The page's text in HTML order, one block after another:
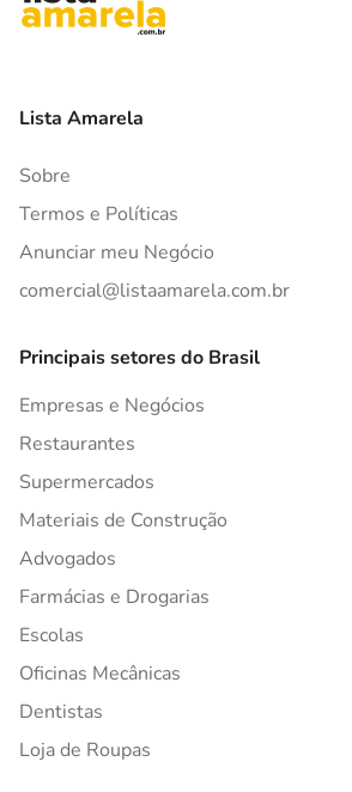
Lista Amarela
Sobre
Termos e Políticas
Anunciar meu Negócio
comercial@listaamarela.com.br
Principais setores do Brasil
Empresas e Negócios
Restaurantes
Supermercados
Materiais de Construção
Advogados
Farmácias e Drogarias
Escolas
Oficinas Mecânicas
Dentistas
Loja de Roupas